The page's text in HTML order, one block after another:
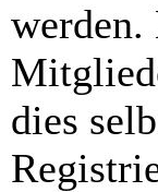
werden.
dies